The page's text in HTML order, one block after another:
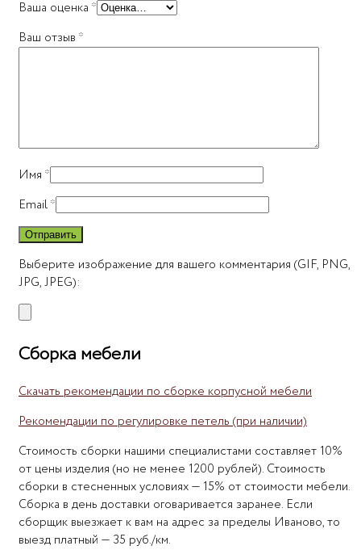
Ваша оценка *
Ваш отзыв *
Имя *
Email*
Выберите изображение для вашего комментария (GIF, PNG,
JPG, JPEG):
Сборка мебели
Скачать рекомендации по сборке корпусной мебели
Рекомендации по регулировке петель (при наличии)
Стоимость сборки нашими специалистами составляет 10%
от цены изделия (но не менее 1200 рублей). Стоимость
сборки в стесненных условиях — 15% от стоимости мебели.
Сборка в день доставки оговаривается заранее. Если
сборщик выезжает к вам на адрес за пределы Иваново, то
выезд платный — 35 руб./км.